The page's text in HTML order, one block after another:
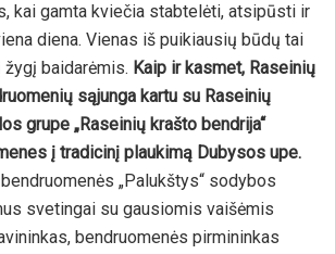
kai gamta kviečia stabtelėti, atsipūsti ir
diena. Vienas iš puikiausių būdų tai
baidarėmis. Kaip ir kasmet, Raseinių
sąjunga kartu su Raseinių
grupe „Raseinių krašto bendrija“
į tradicinį plaukimą Dubysos upe.
„Palukštys“ sodybos
svetingai su gausiomis vaišėmis
bendruomenės pirmininkas